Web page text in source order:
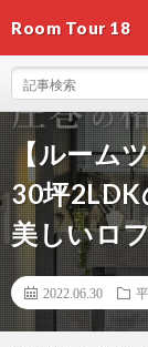
Room Tour 18
【ルーム
30坪
美しいロ
2022.06.30